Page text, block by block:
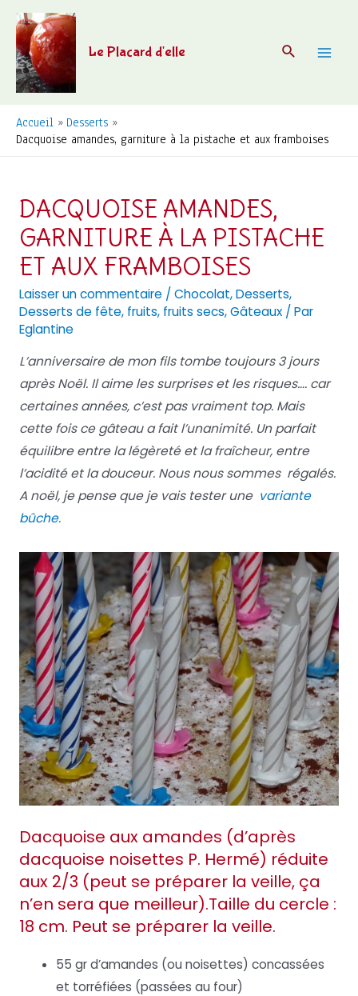
Aller
contenu
Le Placard d'elle
Accueil
Desserts
Dacquoise amandes, garniture à la pistache et aux framboises
DACQUOISE AMANDES,
GARNITURE À LA PISTACHE
ET AUX FRAMBOISES
Laisser un commentaire /Chocolat,Desserts,
Desserts de fête, fruits, fruits secs,Gâteaux/ Par
Eglantine
L’anniversaire de mon fils tombe toujours 3 jours
après Noël. Il aime les surprises et les risques…. car
certaines années, c’est pas vraiment top. Mais
cette fois ce gâteau a fait l’unanimité. Un parfait
équilibre entre la légèreté et la fraîcheur, entre
l’acidité et la douceur. Nous nous sommes régalés.
A noël, je pense que je vais tester une variante
bûche.
Dacquoise aux amandes (d’après
dacquoise noisettes P. Hermé) réduite
aux 2/3 (peut se préparer la veille, ça
n’en sera que meilleur).Taille du cercle :
18 cm. Peut se préparer la veille.
55 gr d’amandes (ou noisettes) concassées
et torréfiées (passées au four)